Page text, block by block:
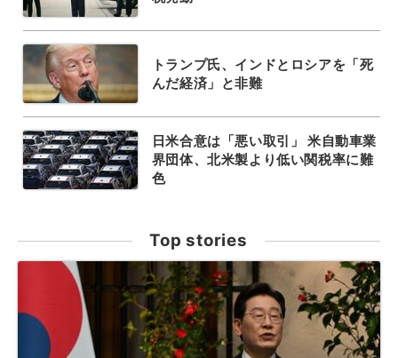
トランプ氏、インドとロシアを「死
んだ経済」と非難
日米合意は「悪い取引」 米自動車業
界団体、北米製より低い関税率に難
色
Top stories